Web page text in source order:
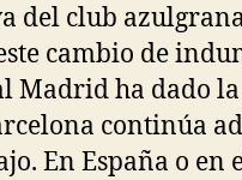
del club
cambio de
Madrid ha dado
continúa
En España o en